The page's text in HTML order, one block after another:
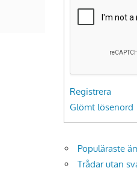
Registrera
Glömt lösenord
Populäraste
Trådar utan